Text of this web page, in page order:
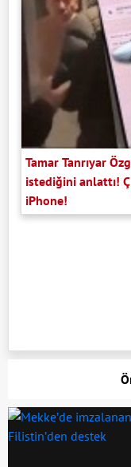
Tamar Tanrıyar
istediğini anlattı!
iPhone!